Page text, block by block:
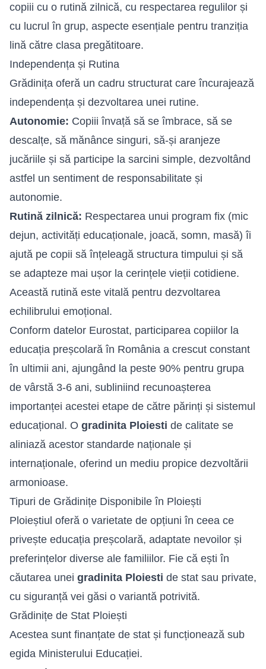
copiii cu o rutină zilnică, cu respectarea regulilor și
cu lucrul în grup, aspecte esențiale pentru tranziția
lină către clasa pregătitoare.
Independența și Rutina
Grădinița oferă un cadru structurat care încurajează
independența și dezvoltarea unei rutine.
Autonomie: Copiii învață să se îmbrace, să se
descalțe, să mănânce singuri, să-și aranjeze
jucăriile și să participe la sarcini simple, dezvoltând
astfel un sentiment de responsabilitate și
autonomie.
Rutină zilnică: Respectarea unui program fix (mic
dejun, activități educaționale, joacă, somn, masă) îi
ajută pe copii să înțeleagă structura timpului și să
se adapteze mai ușor la cerințele vieții cotidiene.
Această rutină este vitală pentru dezvoltarea
echilibrului emoțional.
Conform datelor Eurostat, participarea copiilor la
educația preșcolară în România a crescut constant
în ultimii ani, ajungând la peste 90% pentru grupa
de vârstă 3-6 ani, subliniind recunoașterea
importanței acestei etape de către părinți și sistemul
educațional. O gradinita Ploiesti de calitate se
aliniază acestor standarde naționale și
internaționale, oferind un mediu propice dezvoltării
armonioase.
Tipuri de Grădinițe Disponibile în Ploiești
Ploieștiul oferă o varietate de opțiuni în ceea ce
privește educația preșcolară, adaptate nevoilor și
preferințelor diverse ale familiilor. Fie că ești în
căutarea unei gradinita Ploiesti de stat sau private,
cu siguranță vei găsi o variantă potrivită.
Grădinițe de Stat Ploiești
Acestea sunt finanțate de stat și funcționează sub
egida Ministerului Educației.